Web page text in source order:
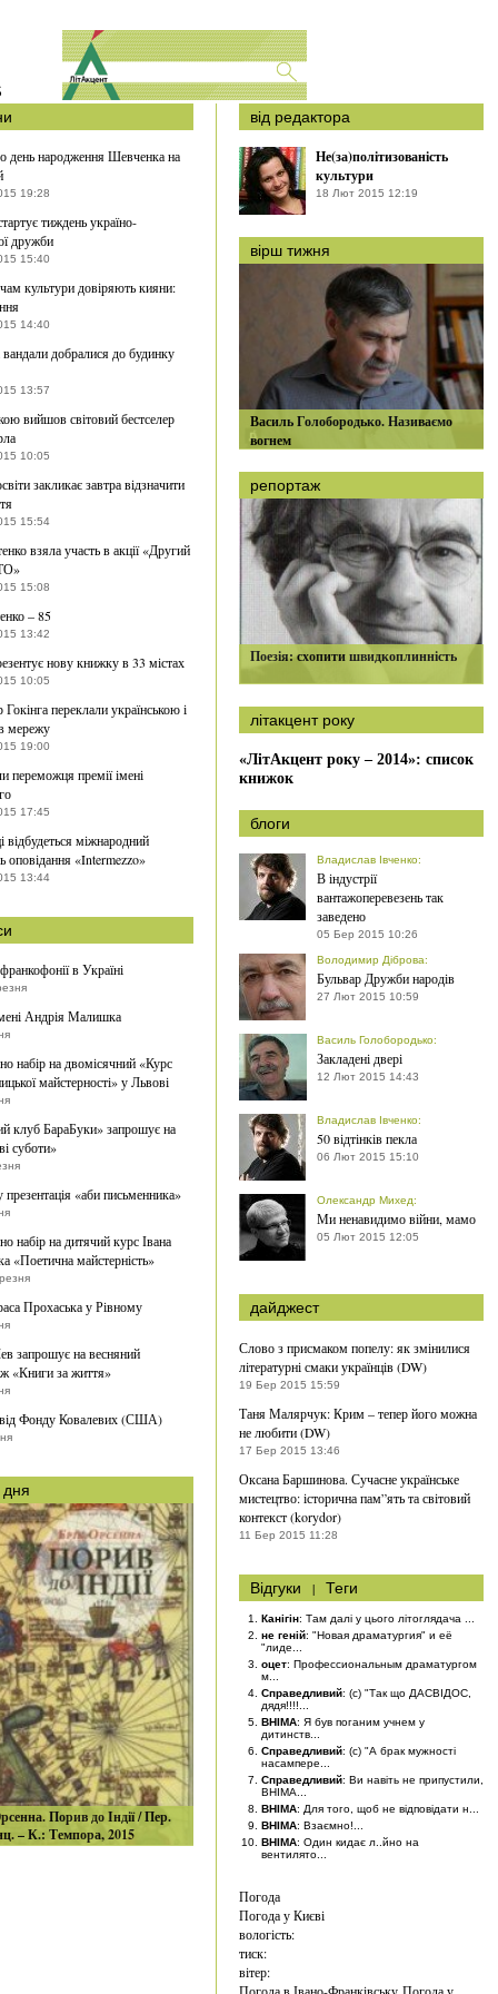
день народження Шевченка на
19:28
тиждень україно-
дружби
15:40
культури довіряють кияни:
14:40
вандали добралися до будинку
13:57
вийшов світовий бестселер
10:05
закликає завтра відзначити
15:54
взяла участь в акції «Другий
15:08
– 85
13:42
нову книжку в 33 містах
10:05
Гокінга переклали українською і
мережу
19:00
переможця премії імені
17:45
відбудеться міжнародний
оповідання «Intermezzo»
13:44
в Україні
Андрія Малишка
набір на двомісячний «Курс
майстерності» у Львові
клуб БараБуки» запрошує на
суботи»
«аби письменника»
набір на дитячий курс Івана
«Поетична майстерність»
Прохаська у Рівному
запрошує на весняний
«Книги за життя»
Фонду Ковалевих (США)
дня
Порив до Індії / Пер.
– К.: Темпора, 2015
від редактора
Не(за)політизованість
культури
18 Лют 2015 12:19
вірш тижня
Василь Голобородько. Називаємо
вогнем
репортаж
Поезія: схопити швидкоплинність
літакцент року
«ЛітАкцент року – 2014»: список
книжок
блоги
Владислав Івченко:
В індустрії
вантажоперевезень так
заведено
05 Бер 2015 10:26
Володимир Діброва:
Бульвар Дружби народів
27 Лют 2015 10:59
Василь Голобородько:
Закладені двері
12 Лют 2015 14:43
Владислав Івченко:
50 відтінків пекла
06 Лют 2015 15:10
Олександр Михед:
Ми ненавидимо війни, мамо
05 Лют 2015 12:05
дайджест
Слово з присмаком попелу: як змінилися
літературні смаки українців (DW)
19 Бер 2015 15:59
Таня Малярчук: Крим – тепер його можна
не любити (DW)
17 Бер 2015 13:46
Оксана Баршинова. Сучасне українське
мистецтво: історична пам”ять та світовий
контекст (korydor)
11 Бер 2015 11:28
Відгуки | Теги
Канігін: Там далі у цього літоглядача ...
не геній: "Новая драматургия" и её
"лиде...
оцет: Профессиональным драматургом
м...
Справедливий: (с) "Так що ДАСВІДОС,
дядя!!!!...
BHIMA: Я був поганим учнем у
дитинств...
Справедливий: (с) "А брак мужності
насампере...
Справедливий: Ви навіть не припустили,
BHIMA...
BHIMA: Для того, щоб не відповідати н...
BHIMA: Взаємно!...
BHIMA: Один кидає л..йно на
вентилято...
Погода
Погода уКиєві
вологість:
тиск:
вітер: